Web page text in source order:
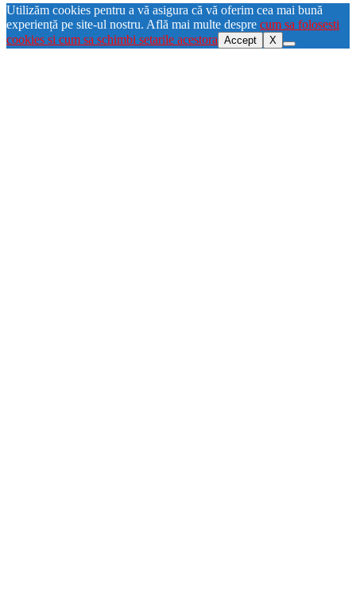
Utilizăm cookies pentru a vă asigura că vă oferim cea mai bună
experiență pe site-ul nostru. Află mai multe despre cum sa folosesti
cookies si cum sa schimbi setarile acestora Accept X